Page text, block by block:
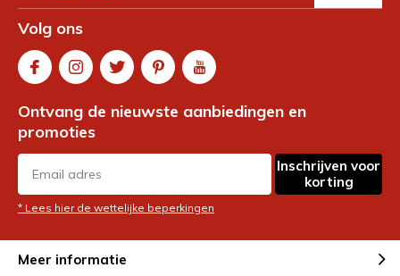
Volg ons
Ontvang de nieuwste aanbiedingen en
promoties
Inschrijven voor
korting
* Lees hier de wettelijke beperkingen
Meer informatie